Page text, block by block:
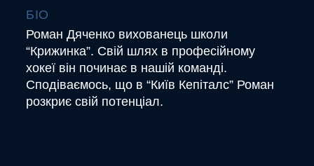
БІО
Роман Дяченко вихованець школи
“Крижинка”. Свій шлях в професійному
хокеї він починає в нашій команді.
Сподіваємось, що в “Київ Кепіталс” Роман
розкриє свій потенціал.